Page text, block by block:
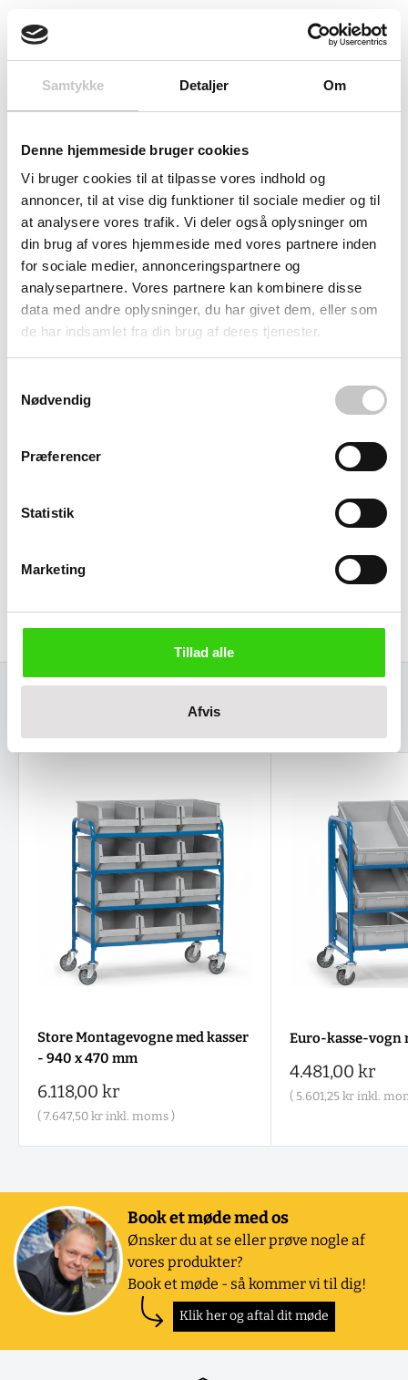
Samtykke Detaljer Om
Denne hjemmeside bruger cookies
Vi bruger cookies til at tilpasse vores indhold og
annoncer, til at vise dig funktioner til sociale medier og til
at analysere vores trafik. Vi deler også oplysninger om
din brug af vores hjemmeside med vores partnere inden
for sociale medier, annonceringspartnere og
analysepartnere. Vores partnere kan kombinere disse
data med andre oplysninger, du har givet dem, eller som
de har indsamlet fra din brug af deres tjenester.
Nødvendig
Præferencer
Statistik
Marketing
Tillad alle
Afvis
pakning.
Fire drejelige 125mm hjul med støjsvage TPE-dæk og rillede
bremser garanterer sikker positionering under arbejde.
Den svejsede stålrør-konstruktion med pulverlakeret blå
finish (RAL 5007) modstår korrosion og sikrer lang levetid
i krævende industrielle miljøer. Med bundplademål på
1280 x 658 mm og den patenterede teknologi
repræsenterer denne montagevogn tysk ingeniørkunst
Store Montagevogne med kasser
- 940 x 470 mm
Salgspris
6.118,00 kr
( 7.647,50 kr inkl. moms )
Euro-kasse-vogn
Salgspris
4.481,00 kr
( 5.601,25 krinkl.
Book et møde med os
Ønsker du at se eller prøve nogle af
vores produkter?
Book et møde - så kommer vi til dig!
Klik her og aftal dit møde